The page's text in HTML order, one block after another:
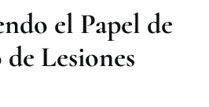
el Papel de
Lesiones